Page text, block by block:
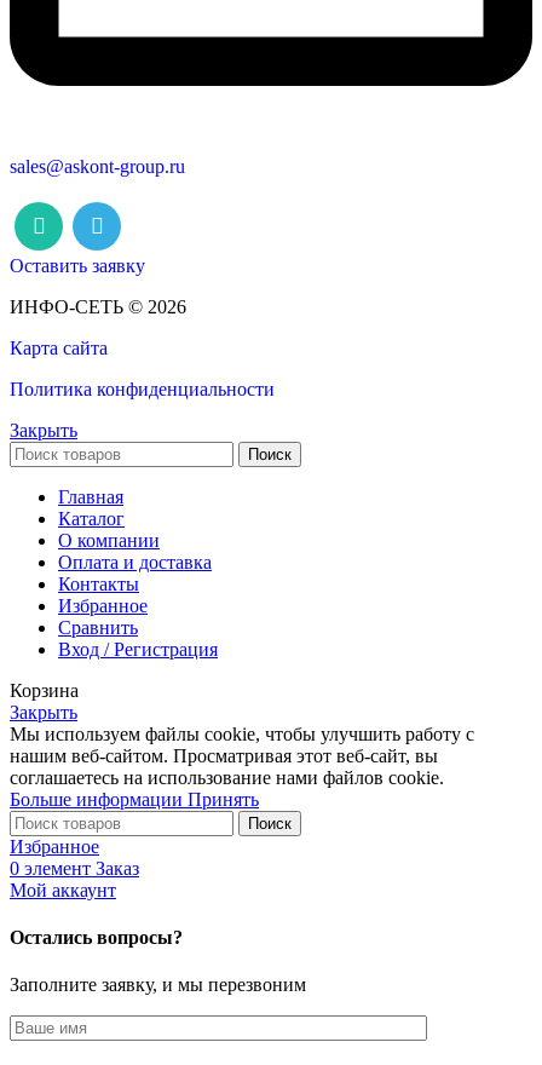
sales@askont-group.ru
Оставить заявку
ИНФО-СЕТЬ © 2026
Карта сайта
Политика конфиденциальности
Закрыть
Поиск
Главная
Каталог
О компании
Оплата и доставка
Контакты
Избранное
Сравнить
Вход / Регистрация
Корзина
Закрыть
Мы используем файлы cookie, чтобы улучшить работу с
нашим веб-сайтом. Просматривая этот веб-сайт, вы
соглашаетесь на использование нами файлов cookie.
Больше информации Принять
Поиск
Избранное
0 элемент Заказ
Мой аккаунт
Остались вопросы?
Заполните заявку, и мы перезвоним